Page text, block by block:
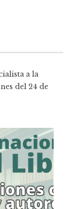
a la
del 24 de